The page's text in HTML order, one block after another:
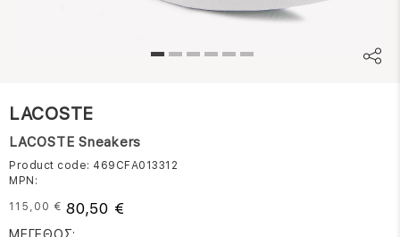
LACOSTE
LACOSTE Sneakers
Product code: 469CFA013312
MPN:
115,00 € 80,50 €